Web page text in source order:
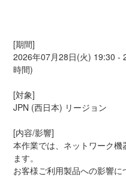
[期間]
2026年07月28日(火) 19:30 -
時間)
[対象]
JPN (西日本) リージョン
[内容/影響]
本作業では、ネットワーク
ます。
お客様ご利用製品への影響に